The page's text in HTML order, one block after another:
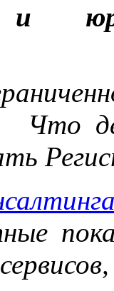
и
Что